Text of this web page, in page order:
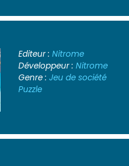
Editeur : Nitrome
Développeur : Nitrome
Genre : Jeu de société
Puzzle